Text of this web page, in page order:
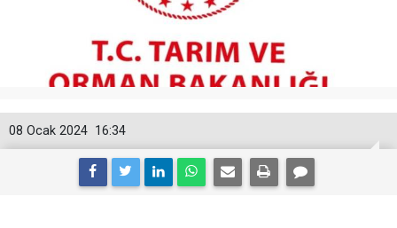
16:34
08 Ocak 2024